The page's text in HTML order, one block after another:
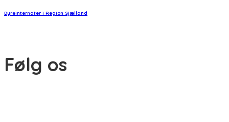
Dyreinternater i Region Sjælland
Følg os